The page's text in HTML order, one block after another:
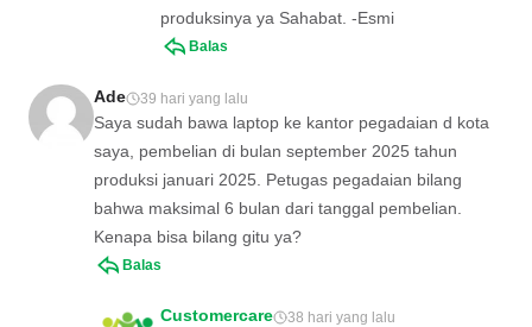
produksinya ya Sahabat. -Esmi
Balas
Ade 39 hari yang lalu
Saya sudah bawa laptop ke kantor pegadaian d kota
saya, pembelian di bulan september 2025 tahun
produksi januari 2025. Petugas pegadaian bilang
bahwa maksimal 6 bulan dari tanggal pembelian.
Kenapa bisa bilang gitu ya?
Balas
Customercare 38 hari yang lalu